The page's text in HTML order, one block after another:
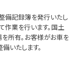
備記録簿を発行いたし
作業を行います。国土
所有。お客様がお車を
いたします。